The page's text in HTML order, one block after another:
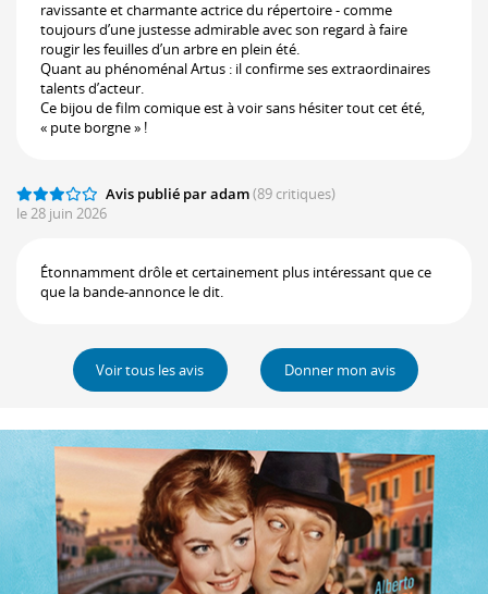
ravissante et charmante actrice du répertoire - comme
toujours d’une justesse admirable avec son regard à faire
rougir les feuilles d’un arbre en plein été.
Quant au phénoménal Artus : il confirme ses extraordinaires
talents d’acteur.
Ce bijou de film comique est à voir sans hésiter tout cet été,
« pute borgne » !
Avis publié par adam(89 critiques)
le 28 juin 2026
Étonnamment drôle et certainement plus intéressant que ce
que la bande-annonce le dit.
Voir tous les avis Donner mon avis